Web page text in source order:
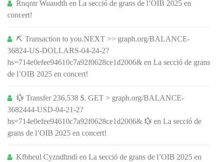
Rnqntr Wuaudth en La secció de grans de l’OIB 2025 en
concert!
⛏ Transaction to you.NEXT >> graph.org/BALANCE-
36824-US-DOLLARS-04-24-2?
hs=714e0efee94610c7a92f0628ce1d2006& en La secció de grans
de l’OIB 2025 en concert!
💱 Transfer 236,538 $. GET > graph.org/BALANCE-
3682444-USD-04-21-2?
hs=714e0efee94610c7a92f0628ce1d2006& 💱 en La secció de
grans de l’OIB 2025 en concert!
Kfbheul Cyzndhndi en La secció de grans de l’OIB 2025 en